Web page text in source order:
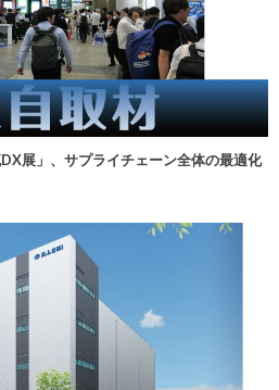
展」、サプライチェーン全体の最適化